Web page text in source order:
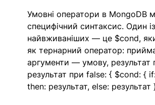
Умовні оператори в MongoDB
специфічний синтаксис. Один із
найвживаніших — це $cond,
як тернарний оператор:
аргументи — умову, результат
результат при false: { $cond: {
then: результат, else: результат